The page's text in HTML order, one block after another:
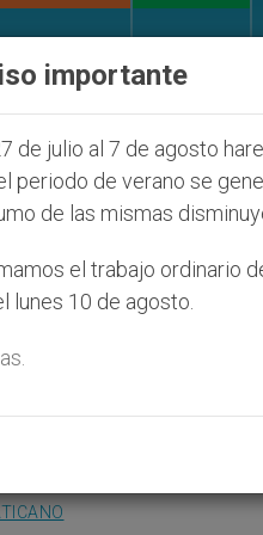
que afecta a
de Juan
la estrategia
importante
de julio al 7 de agosto
periodo de verano se
de las mismas
el trabajo ordinario
lunes 10 de agosto.